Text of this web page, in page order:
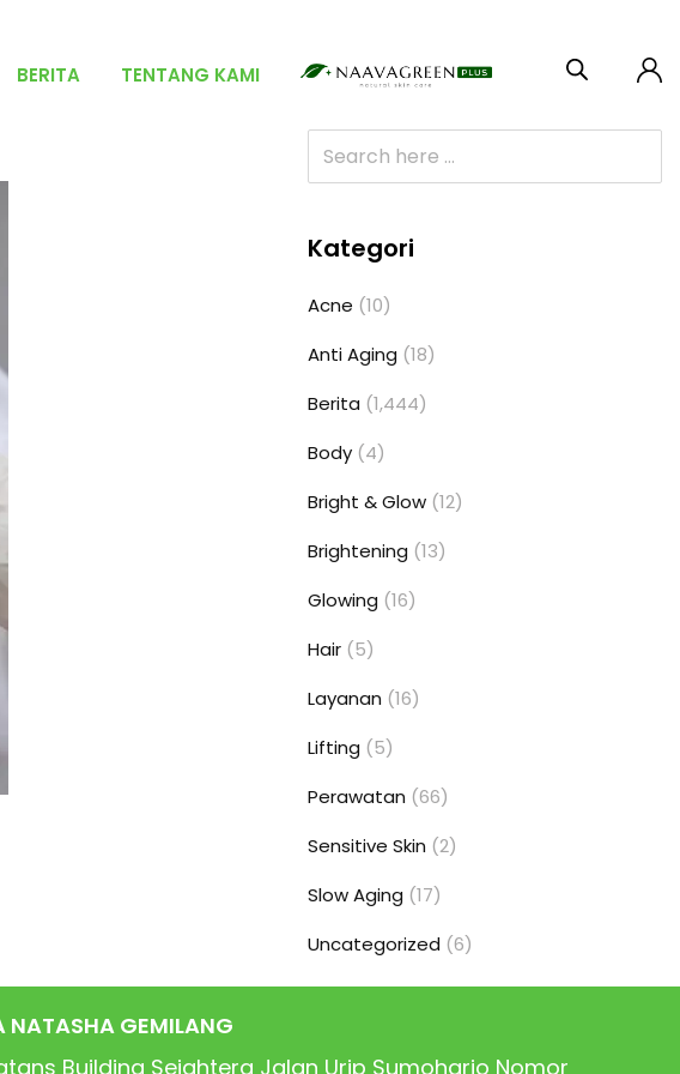
BERITA TENTANG KAMI
Kategori
Acne (10)
Anti Aging (18)
Berita (1,444)
Body (4)
Bright & Glow (12)
Brightening (13)
Glowing (16)
Hair (5)
Layanan (16)
Lifting (5)
Perawatan (66)
Sensitive Skin (2)
Slow Aging (17)
Uncategorized (6)
NATASHA GEMILANG
Building Sejahtera Jalan Urip Sumoharjo Nomor